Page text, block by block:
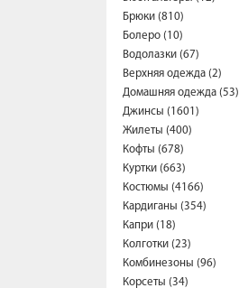
Брюки (810)
Болеро (10)
Водолазки (67)
Верхняя одежда (2)
Домашняя одежда (53)
Джинсы (1601)
Жилеты (400)
Кофты (678)
Куртки (663)
Костюмы (4166)
Кардиганы (354)
Капри (18)
Колготки (23)
Комбинезоны (96)
Корсеты (34)